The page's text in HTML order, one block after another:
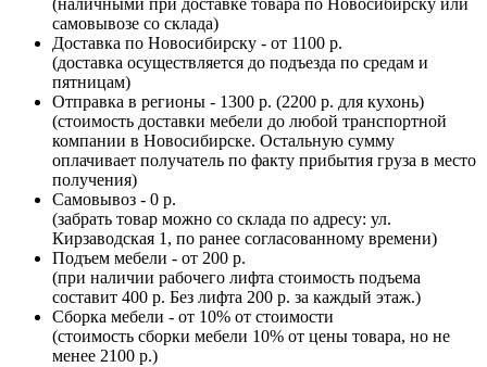
(наличными при доставке товара по Новосибирску или
самовывозе со склада)
Доставка по Новосибирску - от 1100 р.
(доставка осуществляется до подъезда по средам и
пятницам)
Отправка в регионы - 1300 р. (2200 р. для кухонь)
(стоимость доставки мебели до любой транспортной
компании в Новосибирске. Остальную сумму
оплачивает получатель по факту прибытия груза в место
получения)
Самовывоз - 0 р.
(забрать товар можно со склада по адресу: ул.
Кирзаводская 1, по ранее согласованному времени)
Подъем мебели - от 200 р.
(при наличии рабочего лифта стоимость подъема
составит 400 р. Без лифта 200 р. за каждый этаж.)
Сборка мебели - от 10% от стоимости
(стоимость сборки мебели 10% от цены товара, но не
менее 2100 р.)